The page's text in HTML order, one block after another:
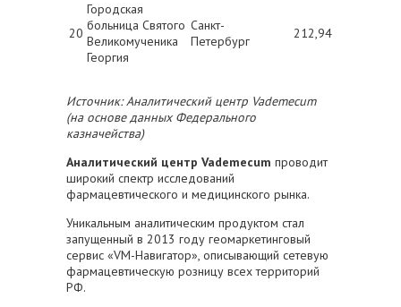
20
Городская
больница Святого
Великомученика
Георгия
Санкт-
Петербург
212,94
Источник: Аналитический центр Vademecum
(на основе данных Федерального
казначейства)
Аналитический центр Vademecum проводит
широкий спектр исследований
фармацевтического и медицинского рынка.
Уникальным аналитическим продуктом стал
запущенный в 2013 году геомаркетинговый
сервис «VM-Навигатор», описывающий сетевую
фармацевтическую розницу всех территорий
РФ.